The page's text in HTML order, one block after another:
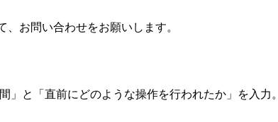
お問い合わせをお願いします。
と「直前にどのような操作を行われたか」を入力。